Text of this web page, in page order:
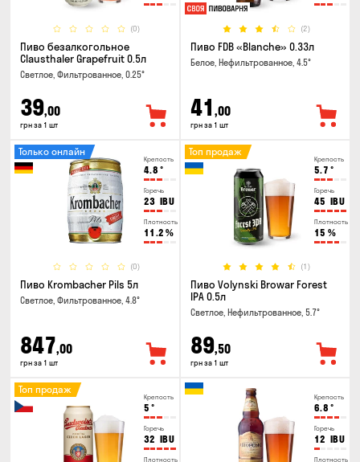
(0)
Пиво безалкогольное
Clausthaler Grapefruit 0.5л
Светлое, Фильтрованное, 0.25°
39,00
грн за 1 шт
(2)
Пиво FDB «Blanche» 0.33л
Белое, Нефильтрованное, 4.5°
41 ,00
грн за 1 шт
Крепость
4.8 °
Горечь
23 IBU
Плотность
11.2 %
(0)
Только онлайн
Пиво Krombacher Pils 5л
Светлое, Фильтрованное, 4.8°
847,00
грн за 1 шт
Крепость
5.7 °
Горечь
45 IBU
Плотность
15 %
(1)
Топ продаж
Пиво Volynski Browar Forest
IPA 0.5л
Светлое, Нефильтрованное, 5.7°
89,50
грн за 1 шт
Крепость
5 °
Горечь
32 IBU
Плотность
Топ продаж
Крепость
6.8 °
Горечь
12 IBU
Плотность